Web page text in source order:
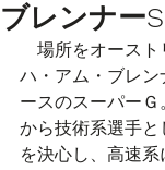
ブレンナー
場所をオースト
ハ・アム・ブレン
ースのスーパー
から技術系選手と
を決心し、高速